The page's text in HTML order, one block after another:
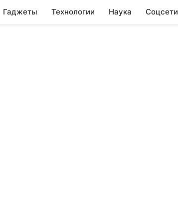
Гаджеты Технологии Наука Соцсети